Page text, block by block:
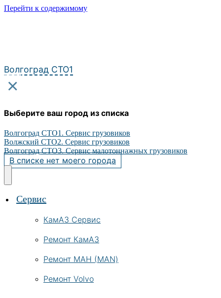
Перейти к содержимому
Волгоград СТО1
×
Выберите ваш город из списка
Волгоград СТО1. Сервис грузовиков
Волжский СТО2. Сервис грузовиков
Волгоград СТО3. Сервис малотоннажных грузовиков
В списке нет моего города
Сервис
КамАЗ Сервис
Ремонт КамАЗ
Ремонт МАН (MAN)
Ремонт Volvo